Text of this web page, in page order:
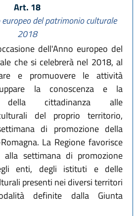
Art. 18
del patrimonio culturale
2018
dell'Anno europeo del
che si celebrerà nel 2018, al
e promuovere le attività
la conoscenza e la
della cittadinanza alle
del proprio territorio,
di promozione della
La Regione favorisce
alla settimana di promozione
enti, degli istituti e delle
presenti nei diversi territori
definite dalla Giunta